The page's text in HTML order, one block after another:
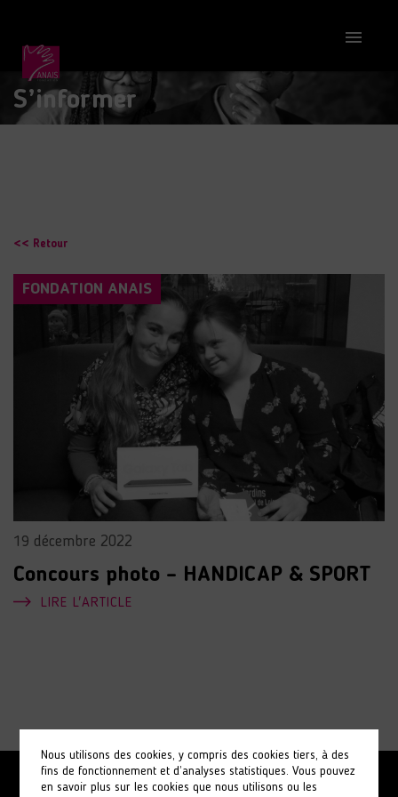

S’informer
<< Retour
FONDATION ANAIS
19 décembre 2022
Concours photo – HANDICAP & SPORT
LIRE L'ARTICLE
Nous utilisons des cookies, y compris des cookies tiers, à des
fins de fonctionnement et d’analyses statistiques. Vous pouvez
en savoir plus sur les cookies que nous utilisons ou les